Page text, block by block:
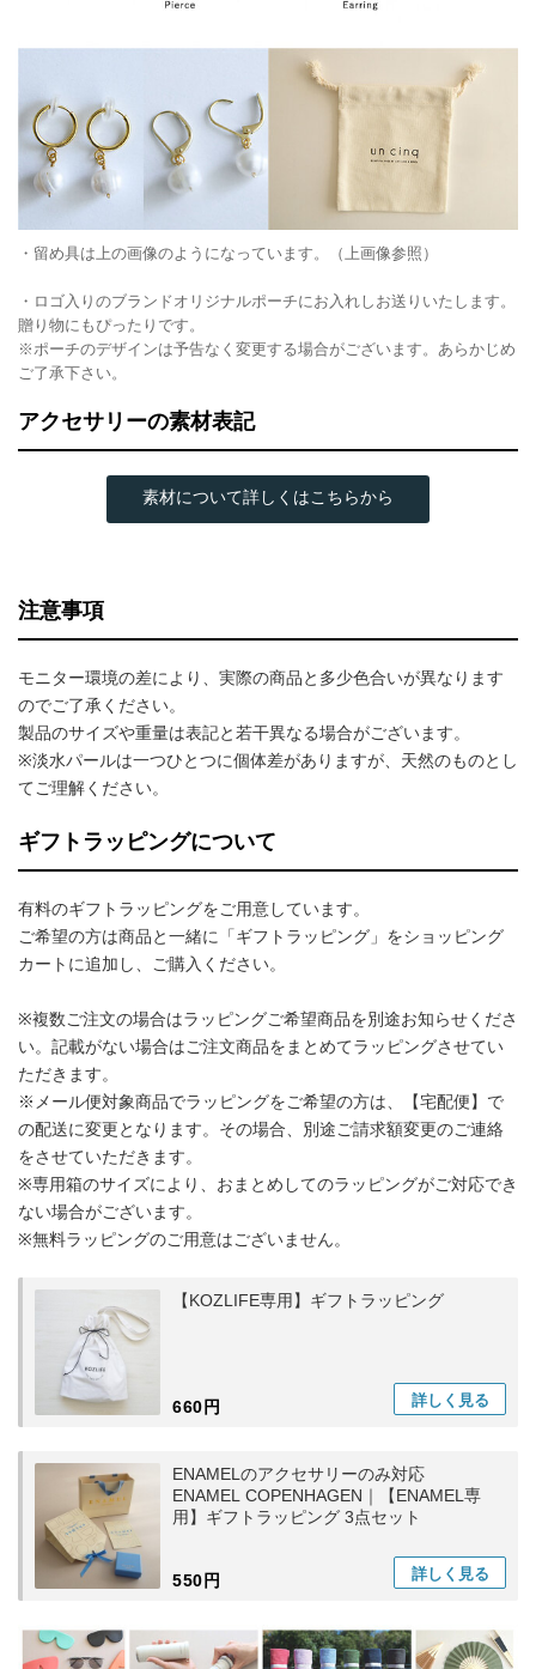
・留め具は上の画像のようになっています。（上画像参照）
・ロゴ入りのブランドオリジナルポーチにお入れしお送りいたします。
贈り物にもぴったりです。
※ポーチのデザインは予告なく変更する場合がございます。あらかじめ
ご了承下さい。
アクセサリーの素材表記
素材について詳しくはこちらから
注意事項
モニター環境の差により、実際の商品と多少色合いが異なります
のでご了承ください。
製品のサイズや重量は表記と若干異なる場合がございます。
※淡水パールは一つひとつに個体差がありますが、天然のものとし
てご理解ください。
ギフトラッピングについて
有料のギフトラッピングをご用意しています。
ご希望の方は商品と一緒に「ギフトラッピング」をショッピング
カートに追加し、ご購入ください。
※複数ご注文の場合はラッピングご希望商品を別途お知らせくださ
い。記載がない場合はご注文商品をまとめてラッピングさせてい
ただきます。
※メール便対象商品でラッピングをご希望の方は、【宅配便】で
の配送に変更となります。その場合、別途ご請求額変更のご連絡
をさせていただきます。
※専用箱のサイズにより、おまとめしてのラッピングがご対応でき
ない場合がございます。
※無料ラッピングのご用意はございません。
【KOZLIFE専用】ギフトラッピング
660円 詳しく 見る
ENAMELのアクセサリーのみ対応
ENAMEL COPENHAGEN｜【ENAMEL専
用】ギフトラッピング 3点セット
550円 詳しく 見る